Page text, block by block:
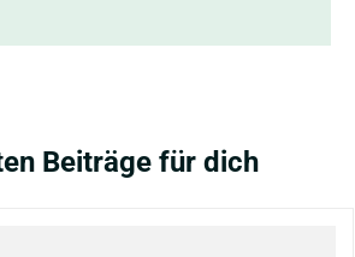
Beiträge für dich